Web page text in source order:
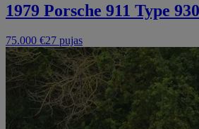
1979 Porsche 911 Type
75.000 €27 pujas